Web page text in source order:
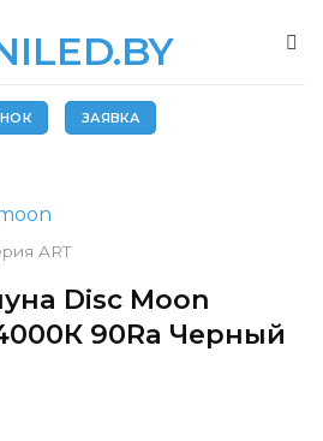
ЗАЯВКА
ART
Disc Moon
90Ra Черный